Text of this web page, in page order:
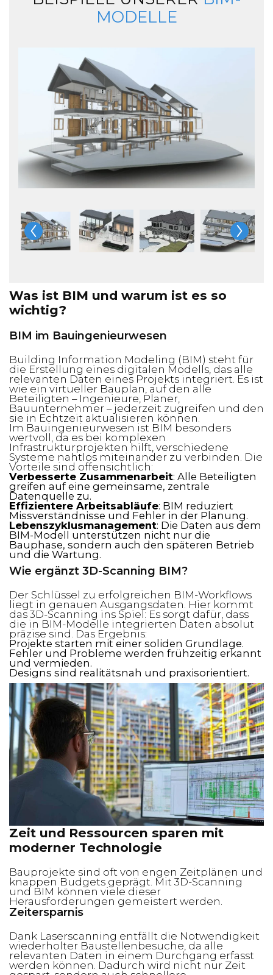
MODELLE
Was ist BIM und warum ist es so
wichtig?
BIM im Bauingenieurwesen
Building Information Modeling (BIM) steht für
die Erstellung eines digitalen Modells, das alle
relevanten Daten eines Projekts integriert. Es ist
wie ein virtueller Bauplan, auf den alle
Beteiligten – Ingenieure, Planer,
Bauunternehmer – jederzeit zugreifen und den
sie in Echtzeit aktualisieren können.
Im Bauingenieurwesen ist BIM besonders
wertvoll, da es bei komplexen
Infrastrukturprojekten hilft, verschiedene
Systeme nahtlos miteinander zu verbinden. Die
Vorteile sind offensichtlich:
Verbesserte Zusammenarbeit: Alle Beteiligten
greifen auf eine gemeinsame, zentrale
Datenquelle zu.
Effizientere Arbeitsabläufe: BIM reduziert
Missverständnisse und Fehler in der Planung.
Lebenszyklusmanagement: Die Daten aus dem
BIM-Modell unterstützen nicht nur die
Bauphase, sondern auch den späteren Betrieb
und die Wartung.
Wie ergänzt 3D-Scanning BIM?
Der Schlüssel zu erfolgreichen BIM-Workflows
liegt in genauen Ausgangsdaten. Hier kommt
das 3D-Scanning ins Spiel: Es sorgt dafür, dass
die in BIM-Modelle integrierten Daten absolut
präzise sind. Das Ergebnis:
Projekte starten mit einer soliden Grundlage.
Fehler und Probleme werden frühzeitig erkannt
und vermieden.
Designs sind realitätsnah und praxisorientiert.
Zeit und Ressourcen sparen mit
moderner Technologie
Bauprojekte sind oft von engen Zeitplänen und
knappen Budgets geprägt. Mit 3D-Scanning
und BIM können viele dieser
Herausforderungen gemeistert werden.
Zeitersparnis
Dank Laserscanning entfällt die Notwendigkeit
wiederholter Baustellenbesuche, da alle
relevanten Daten in einem Durchgang erfasst
werden können. Dadurch wird nicht nur Zeit